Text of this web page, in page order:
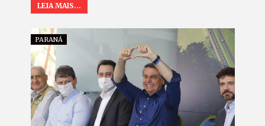
LEIA MAIS...
PARANÁ